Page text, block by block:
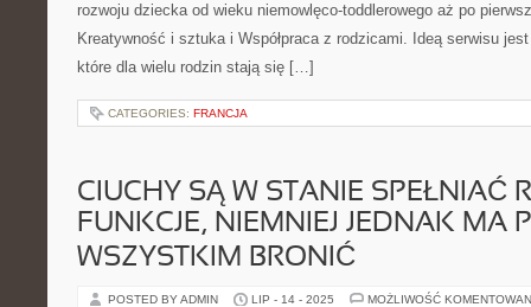
rozwoju dziecka od wieku niemowlęco-toddlerowego aż po
Kreatywność i sztuka i Współpraca z rodzicami. Ideą serwisu
które dla wielu rodzin stają się […]
CATEGORIES: FRANCJA
CIUCHY SĄ W STANIE SPEŁNIAĆ
FUNKCJE, NIEMNIEJ JEDNAK MA
WSZYSTKIM BRONIĆ
POSTED BY ADMIN LIP - 14 - 2025 MOŻLIWOŚĆ